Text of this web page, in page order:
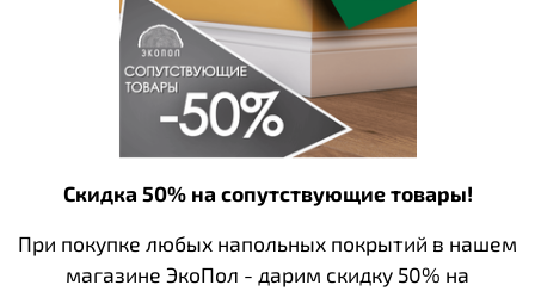
Скидка 50% на сопутствующие товары!
При покупке любых напольных покрытий в нашем
магазине ЭкоПол - дарим скидку 50% на